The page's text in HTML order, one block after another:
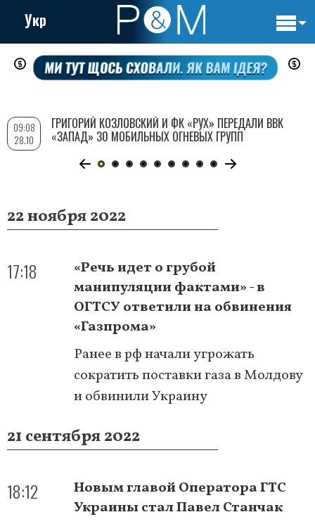
Перейти
содержанию
Укр
22 ноября 2022
17:18
«Речь идет о грубой
манипуляции фактами» - в
ОГТСУ ответили на обвинения
«Газпрома»
Ранее в рф начали угрожать
сократить поставки газа в Молдову
и обвинили Украину
21 сентября 2022
18:12
Новым главой Оператора ГТС
Украины стал Павел Станчак
09:08
28.10
ГРИГОРИЙ КОЗЛОВСКИЙ И ФК «РУХ» ПЕРЕДАЛИ ВВК
«ЗАПАД» 30 МОБИЛЬНЫХ ОГНЕВЫХ ГРУПП